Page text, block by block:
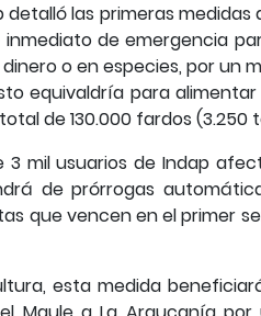
las primeras
de emergencia
o en especies, por un
equivaldría para
de 130.000 fardos (3.250
mil usuarios de Indap
de prórrogas
que vencen en el primer
esta medida